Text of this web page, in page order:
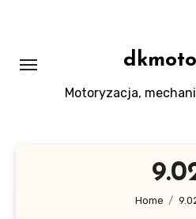
Motoryzacja,
Home